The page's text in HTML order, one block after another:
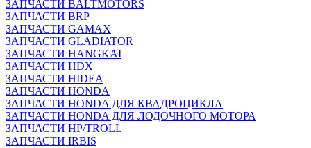
ЗАПЧАСТИ BALTMOTORS
ЗАПЧАСТИ BRP
ЗАПЧАСТИ GAMAX
ЗАПЧАСТИ GLADIATOR
ЗАПЧАСТИ HANGKAI
ЗАПЧАСТИ HDX
ЗАПЧАСТИ HIDEA
ЗАПЧАСТИ HONDA
ЗАПЧАСТИ HONDA ДЛЯ КВАДРОЦИКЛА
ЗАПЧАСТИ HONDA ДЛЯ ЛОДОЧНОГО МОТОРА
ЗАПЧАСТИ HP/TROLL
ЗАПЧАСТИ IRBIS